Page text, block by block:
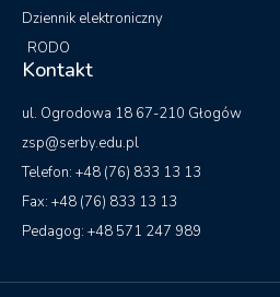
Dziennik elektroniczny
RODO
Kontakt
ul. Ogrodowa 18 67-210 Głogów
zsp@serby.edu.pl
Telefon: +48 (76) 833 13 13
Fax: +48 (76) 833 13 13
Pedagog: +48 571 247 989